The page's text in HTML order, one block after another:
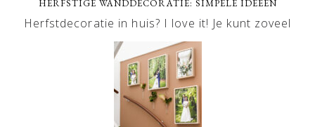
HERFSTIGE WANDDECORATIE: SIMPELE IDEËEN
Herfstdecoratie in huis? I love it! Je kunt zoveel